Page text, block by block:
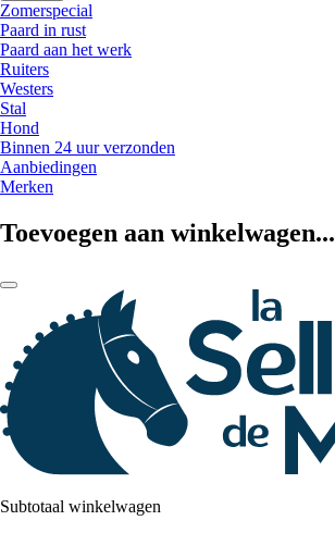
Zomerspecial
Paard in rust
Paard aan het werk
Ruiters
Westers
Stal
Hond
Binnen 24 uur verzonden
Aanbiedingen
Merken
Toevoegen aan winkelwagen...
Subtotaal winkelwagen